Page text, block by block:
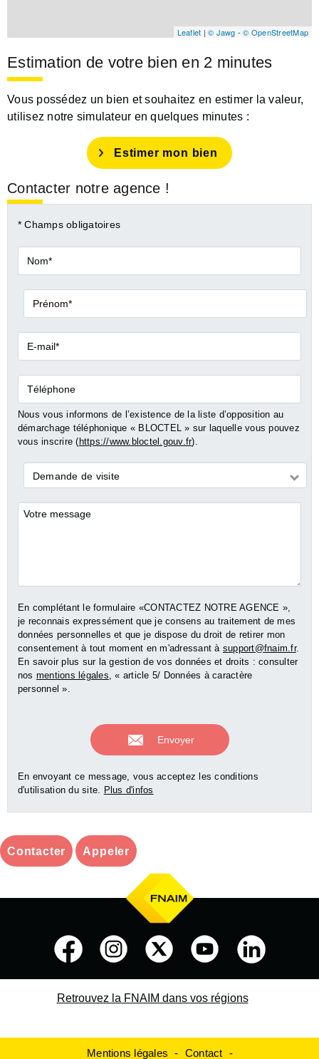
Leaflet | © Jawg -© OpenStreetMap
Estimation de votre bien en 2 minutes
Vous possédez un bien et souhaitez en estimer la valeur,
utilisez notre simulateur en quelques minutes :
Estimer mon bien
Contacter notre agence !
* Champs obligatoires
Nom*
Prénom*
E-
mail*
Téléphone
Nous vous informons de l’existence de la liste d’opposition au
démarchage téléphonique « BLOCTEL » sur laquelle vous pouvez
vous inscrire ( https://www.bloctel.gouv.fr).
Demande
*
Demande de visite
Commentaires
En complétant le formulaire «CONTACTEZ NOTRE AGENCE »,
je reconnais expressément que je consens au traitement de mes
données personnelles et que je dispose du droit de retirer mon
consentement à tout moment en m'adressant à support@fnaim.fr.
En savoir plus sur la gestion de vos données et droits : consulter
nos mentions légales, « article 5/ Données à caractère
personnel ».
En envoyant ce message, vous acceptez les conditions
d'utilisation du site. Plus d'infos
Contacter Appeler
Retrouvez la FNAIM dans vos régions
Mentions légales Contact